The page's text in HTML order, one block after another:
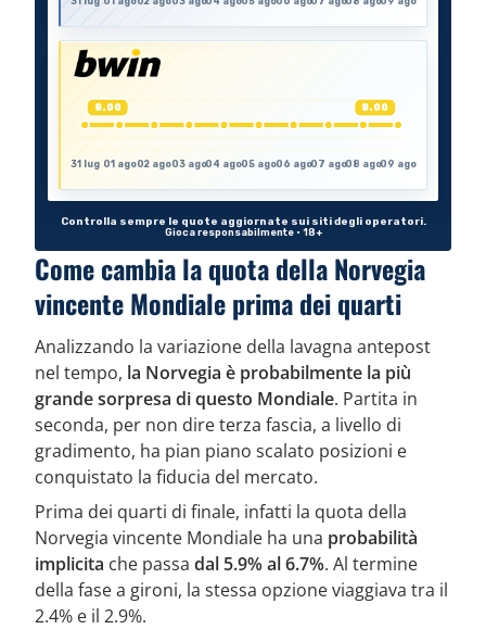
Come cambia la quota della Norvegia
vincente Mondiale prima dei quarti
Analizzando la variazione della lavagna antepost
nel tempo, la Norvegia è probabilmente la più
grande sorpresa di questo Mondiale. Partita in
seconda, per non dire terza fascia, a livello di
gradimento, ha pian piano scalato posizioni e
conquistato la fiducia del mercato.
Prima dei quarti di finale, infatti la quota della
Norvegia vincente Mondiale ha una probabilità
implicita che passa dal 5.9% al 6.7%. Al termine
della fase a gironi, la stessa opzione viaggiava tra il
2.4% e il 2.9%.